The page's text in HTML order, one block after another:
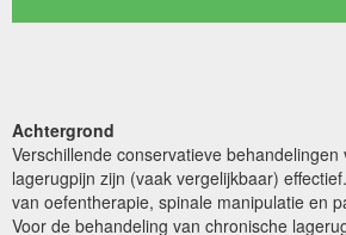
Achtergrond
Verschillende conservatieve behandelingen
lagerugpijn zijn (vaak vergelijkbaar)
van oefentherapie, spinale manipulatie en
Voor de behandeling van chronische